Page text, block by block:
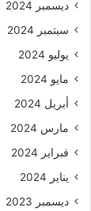
ديسمبر 2024
سبتمبر 2024
يوليو 2024
مايو 2024
أبريل 2024
مارس 2024
فبراير 2024
يناير 2024
ديسمبر 2023